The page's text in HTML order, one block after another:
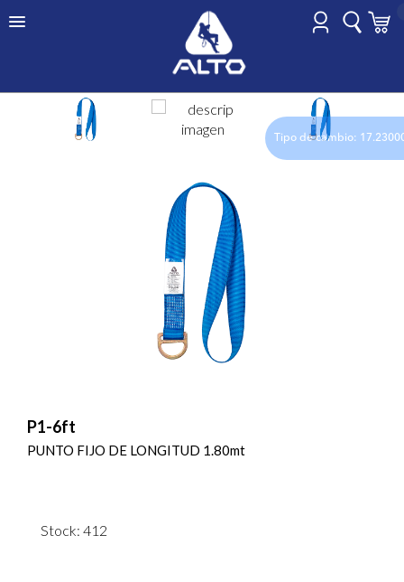
Tipo de cambio:
BASIC
P1-6ft
PUNTO FIJO DE LONGITUD 1.80mt
Stock: 412